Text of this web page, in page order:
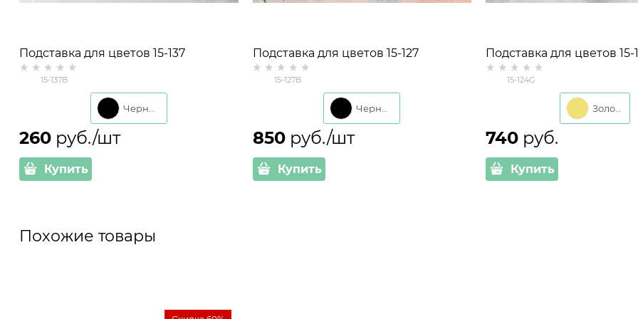
Подставка для цветов 15-137
настенная на одно кашпо d=11см
15-137B
260 руб./шт
Купить
Подставка для цветов 15-127
настенная на три кашпо d=14см
15-127B
850 руб./шт
Купить
Подставка для цветов 15-
настенная на три кашпо
15-124G
740 руб.
Купить
Похожие товары